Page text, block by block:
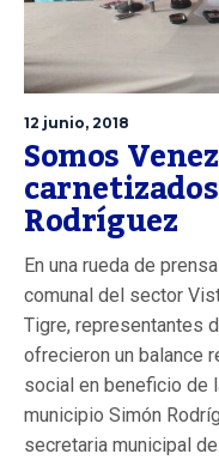
12 junio, 2018
Somos
Rodríguez
En una rueda de
comunal del sector
Tigre, representantes
ofrecieron un balance
social en beneficio de
municipio Simón
secretaria municipal